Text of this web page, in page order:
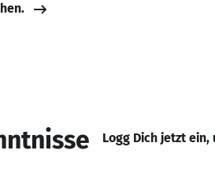
Logg Dich jetzt ein,